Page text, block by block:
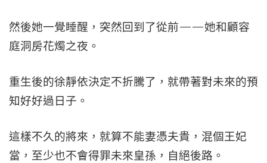
然後她一覺睡醒，突然回到了從前——她和顧容
庭洞房花燭之夜。
重生後的徐靜依決定不折騰了，就帶著對未來的預
知好好過日子。
這樣不久的將來，就算不能妻憑夫貴，混個王妃
當，至少也不會得罪未來皇孫，自絕後路。